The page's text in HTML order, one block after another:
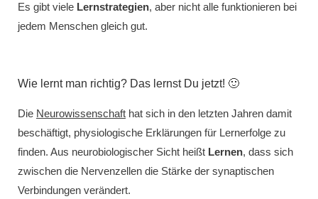
Es gibt viele Lernstrategien, aber nicht alle funktionieren bei
jedem Menschen gleich gut.
Wie lernt man richtig? Das lernst Du jetzt! 🙂
Die Neurowissenschaft hat sich in den letzten Jahren damit
beschäftigt, physiologische Erklärungen für Lernerfolge zu
finden. Aus neurobiologischer Sicht heißt Lernen, dass sich
zwischen die Nervenzellen die Stärke der synaptischen
Verbindungen verändert.